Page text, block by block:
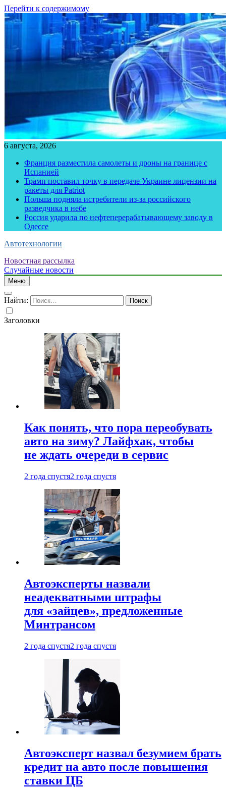
Перейти к содержимому
6 августа, 2026
Франция разместила самолеты и дроны на границе с
Испанией
Трамп поставил точку в передаче Украине лицензии на
ракеты для Patriot
Польша подняла истребители из-за российского
разведчика в небе
Россия ударила по нефтеперерабатывающему заводу в
Одессе
Автотехнологии
Новостная рассылка
Случайные новости
Меню
Найти:
Заголовки
Как понять, что пора переобувать
авто на зиму? Лайфхак, чтобы
не ждать очереди в сервис
2 года спустя2 года спустя
Автоэксперты назвали
неадекватными штрафы
для «зайцев», предложенные
Минтрансом
2 года спустя2 года спустя
Автоэксперт назвал безумием брать
кредит на авто после повышения
ставки ЦБ